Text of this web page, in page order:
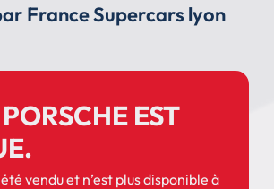
France Supercars lyon
EST
vendu et n’est plus disponible à